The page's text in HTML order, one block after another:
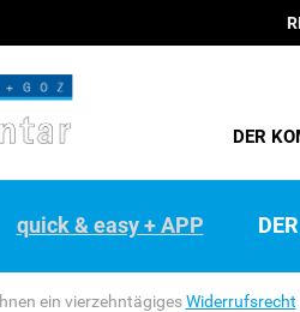
DER
quick & easy + APP
ein vierzehntägigesWiderrufsrecht